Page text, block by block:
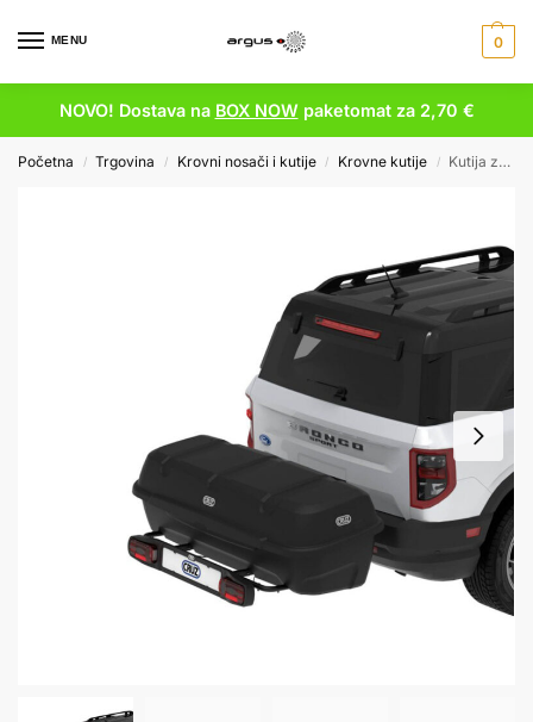
MENU 0
NOVO! Dostava na BOX NOWpaketomat za 2,70 €
Početna / Trgovina / Krovni nosači i kutije / Krovne kutije / Kutija za kuku CRUZ Sector 400NT 940-539 rear box – crna mat